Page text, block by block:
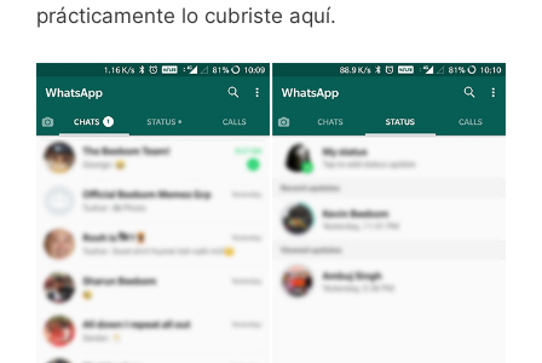
prácticamente lo cubriste aquí.